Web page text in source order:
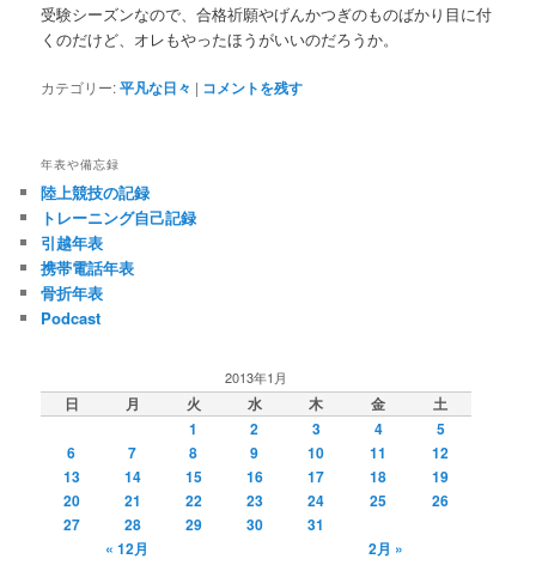
受験シーズンなので、合格祈願やげんかつぎのものばかり目に付
くのだけど、オレもやったほうがいいのだろうか。
カテゴリー:平凡な日々 | コメントを残す
年表や備忘録
陸上競技の記録
トレーニング自己記録
引越年表
携帯電話年表
骨折年表
Podcast
2013年1月
日 月 火 水 木 金
土
1
2 3 4
5
6
7 8 9 10 11
12
13
14 15 16 17 18
19
20
21 22 23 24 25
26
27
28 29 30
31
« 12月
2月 »